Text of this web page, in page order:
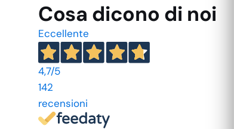
Cosa dicono di noi
Eccellente
4,7/5
142
recensioni